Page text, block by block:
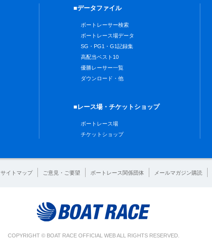
■データファイル
ボートレーサー検索
ボートレース場データ
SG・PG1・G1記録集
高配当ベスト10
優勝レーサー一覧
ダウンロード・他
■レース場・チケットショップ
ボートレース場
チケットショップ
サイトマップ ご意見・ご要望 ボートレース関係団体 メールマガジン購読
COPYRIGHT © BOAT RACE OFFICIAL WEB ALL RIGHTS RESERVED.